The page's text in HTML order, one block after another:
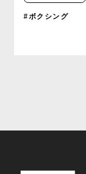
#ボクシング